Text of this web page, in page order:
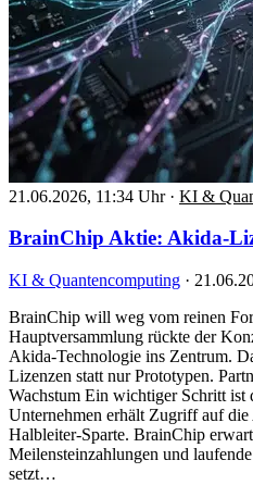
21.06.2026, 11:34 Uhr · KI &
BrainChip Aktie: Akida-
KI & Quantencomputing ·
BrainChip will weg vom reinen
Hauptversammlung rückte der
Akida-Technologie ins Zentrum.
Lizenzen statt nur Prototypen.
Wachstum Ein wichtiger Schritt
Unternehmen erhält Zugriff auf
Halbleiter-Sparte. BrainChip
Meilensteinzahlungen und
setzt…